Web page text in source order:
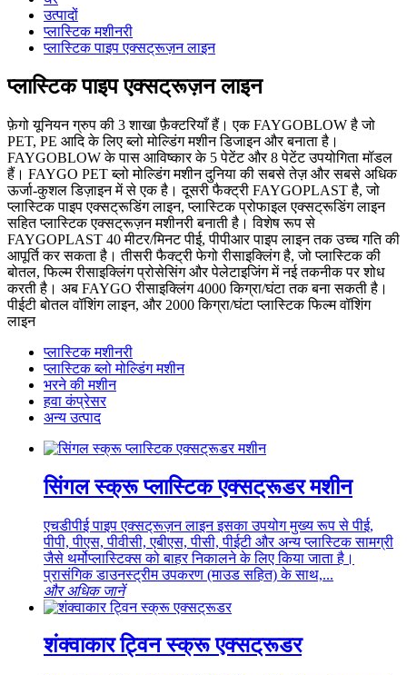
उत्पादों
प्लास्टिक मशीनरी
प्लास्टिक पाइप एक्सट्रूज़न लाइन
प्लास्टिक पाइप एक्सट्रूज़न लाइन
फ़ेगो यूनियन ग्रुप की 3 शाखा फ़ैक्टरियाँ हैं। एक FAYGOBLOW है जो
PET, PE आदि के लिए ब्लो मोल्डिंग मशीन डिजाइन और बनाता है।
FAYGOBLOW के पास आविष्कार के 5 पेटेंट और 8 पेटेंट उपयोगिता मॉडल
हैं। FAYGO PET ब्लो मोल्डिंग मशीन दुनिया की सबसे तेज़ और सबसे अधिक
ऊर्जा-कुशल डिज़ाइन में से एक है। दूसरी फैक्ट्री FAYGOPLAST है, जो
प्लास्टिक पाइप एक्सट्रूडिंग लाइन, प्लास्टिक प्रोफाइल एक्सट्रूडिंग लाइन
सहित प्लास्टिक एक्सट्रूज़न मशीनरी बनाती है। विशेष रूप से
FAYGOPLAST 40 मीटर/मिनट पीई, पीपीआर पाइप लाइन तक उच्च गति की
आपूर्ति कर सकता है। तीसरी फैक्ट्री फेगो रीसाइक्लिंग है, जो प्लास्टिक की
बोतल, फिल्म रीसाइक्लिंग प्रोसेसिंग और पेलेटाइजिंग में नई तकनीक पर शोध
करती है। अब FAYGO रीसाइक्लिंग 4000 किग्रा/घंटा तक बना सकती है।
पीईटी बोतल वॉशिंग लाइन, और 2000 किग्रा/घंटा प्लास्टिक फिल्म वॉशिंग
लाइन
प्लास्टिक मशीनरी
प्लास्टिक ब्लो मोल्डिंग मशीन
भरने की मशीन
हवा कंप्रेसर
अन्य उत्पाद
सिंगल स्क्रू प्लास्टिक एक्सट्रूडर मशीन
एचडीपीई पाइप एक्सट्रूज़न लाइन इसका उपयोग मुख्य रूप से पीई,
पीपी, पीएस, पीवीसी, एबीएस, पीसी, पीईटी और अन्य प्लास्टिक सामग्री
जैसे थर्मोप्लास्टिक्स को बाहर निकालने के लिए किया जाता है।
प्रासंगिक डाउनस्ट्रीम उपकरण (माउड सहित) के साथ,...
और अधिक जानें
शंक्वाकार ट्विन स्क्रू एक्सट्रूडर